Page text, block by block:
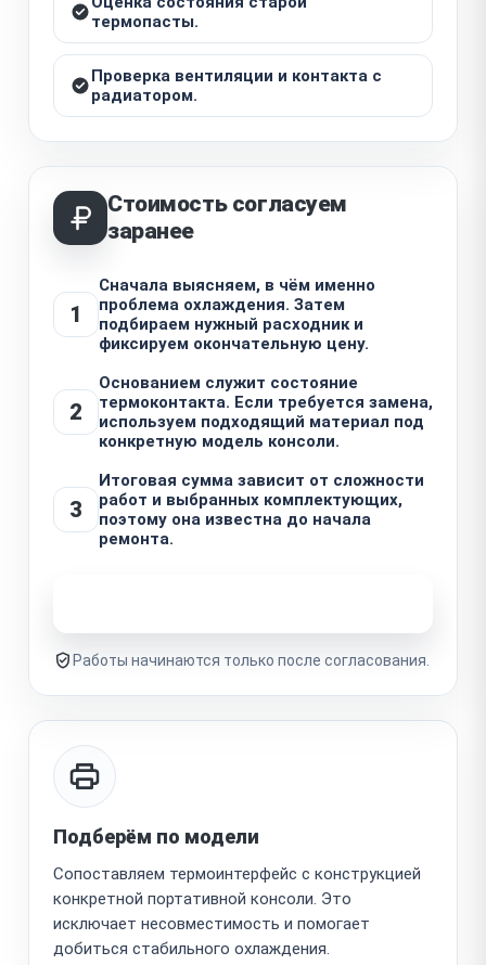
термопасты.
Проверка вентиляции и контакта с
радиатором.
Стоимость согласуем
заранее
1
Сначала выясняем, в чём именно
проблема охлаждения. Затем
подбираем нужный расходник и
фиксируем окончательную цену.
2
Основанием служит состояние
термоконтакта. Если требуется замена,
используем подходящий материал под
конкретную модель консоли.
3
Итоговая сумма зависит от сложности
работ и выбранных комплектующих,
поэтому она известна до начала
ремонта.
Работы начинаются только после согласования.
Подберём по модели
Сопоставляем термоинтерфейс с конструкцией
конкретной портативной консоли. Это
исключает несовместимость и помогает
добиться стабильного охлаждения.